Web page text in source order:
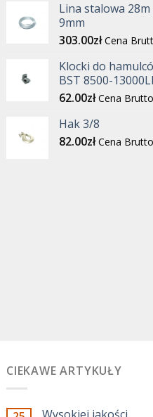
Lina stalowa 28m
9mm
303.00zł Cena
Klocki do
BST 8500-
62.00zł Cena Brutto
Hak 3/8
82.00zł Cena Brutto
CIEKAWE ARTYKUŁY